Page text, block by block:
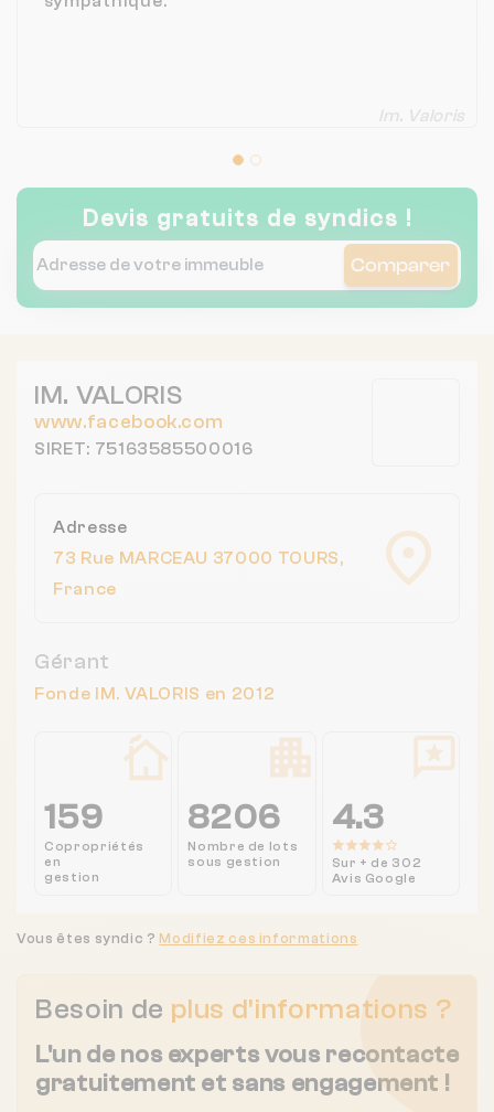
Im. Valoris
Devis gratuits de syndics !
Comparer
IM. VALORIS
www.facebook.com
SIRET: 75163585500016
Adresse
73 Rue MARCEAU 37000 TOURS,
France
Gérant
Fonde IM. VALORIS en 2012
159
Copropriétés
en
gestion
8206
Nombre de lots
sous gestion
4.3
Sur + de 302
Avis Google
Besoin de plus d'informations ?
L'un de nos experts vous recontacte
gratuitement et sans engagement !
Vous êtes syndic ? Modifiez ces informations